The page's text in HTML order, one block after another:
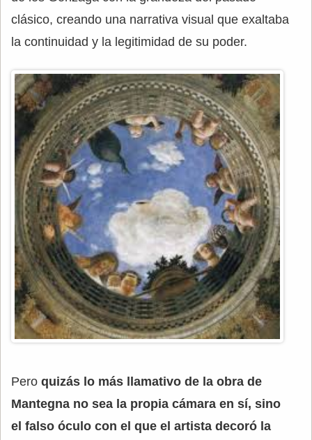
clásico, creando una narrativa visual que exaltaba
la continuidad y la legitimidad de su poder.
Pero quizás lo más llamativo de la obra de
Mantegna no sea la propia cámara en sí, sino
el falso óculo con el que el artista decoró la